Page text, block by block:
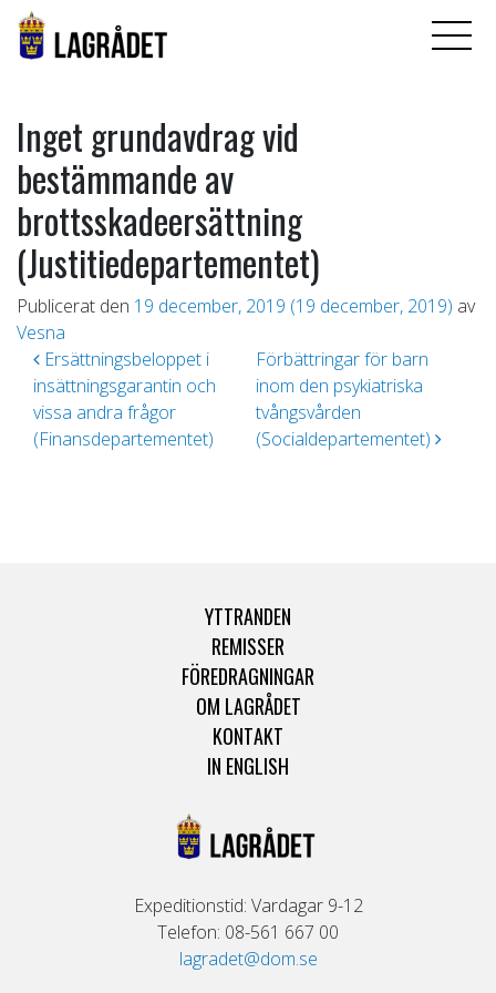
Inget grundavdrag vid
bestämmande av
brottsskadeersättning
(Justitiedepartementet)
Publicerat den 19 december, 2019 (19 december, 2019) av
Vesna
Inläggsnavigering
Ersättningsbeloppet i
insättningsgarantin och
vissa andra frågor
(Finansdepartementet)
Förbättringar för barn
inom den psykiatriska
tvångsvården
(Socialdepartementet)
YTTRANDEN
REMISSER
FÖREDRAGNINGAR
OM LAGRÅDET
KONTAKT
IN ENGLISH
Expeditionstid: Vardagar 9-12
Telefon: 08-561 667 00
lagradet@dom.se